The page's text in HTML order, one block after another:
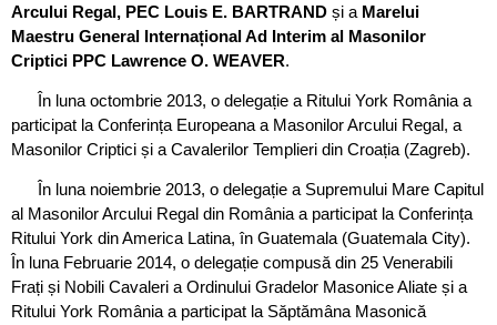
Arcului Regal, PEC Louis E. BARTRAND și a Marelui
Maestru General Internațional Ad Interim al Masonilor
Criptici PPC Lawrence O. WEAVER.
În luna octombrie 2013, o delegație a Ritului York România a
participat la Conferința Europeana a Masonilor Arcului Regal, a
Masonilor Criptici și a Cavalerilor Templieri din Croația (Zagreb).
În luna noiembrie 2013, o delegație a Supremului Mare Capitul
al Masonilor Arcului Regal din România a participat la Conferința
Ritului York din America Latina, în Guatemala (Guatemala City).
În luna Februarie 2014, o delegație compusă din 25 Venerabili
Frați și Nobili Cavaleri a Ordinului Gradelor Masonice Aliate și a
Ritului York România a participat la Săptămâna Masonică